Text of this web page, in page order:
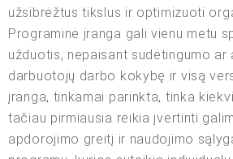
užsibrėžtus tikslus ir optimizuoti
Programinė įranga gali vienu metu
užduotis, nepaisant sudėtingumo ar
darbuotojų darbo kokybę ir visą
įranga, tinkamai parinkta, tinka
tačiau pirmiausia reikia įvertinti
apdorojimo greitį ir naudojimo